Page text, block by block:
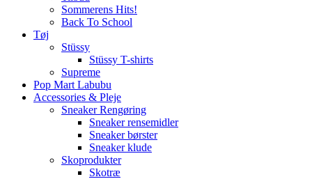
Sommerens Hits!
Back To School
Tøj
Stüssy
Stüssy T-shirts
Supreme
Pop Mart Labubu
Accessories & Pleje
Sneaker Rengøring
Sneaker rensemidler
Sneaker børster
Sneaker klude
Skoprodukter
Skotræ